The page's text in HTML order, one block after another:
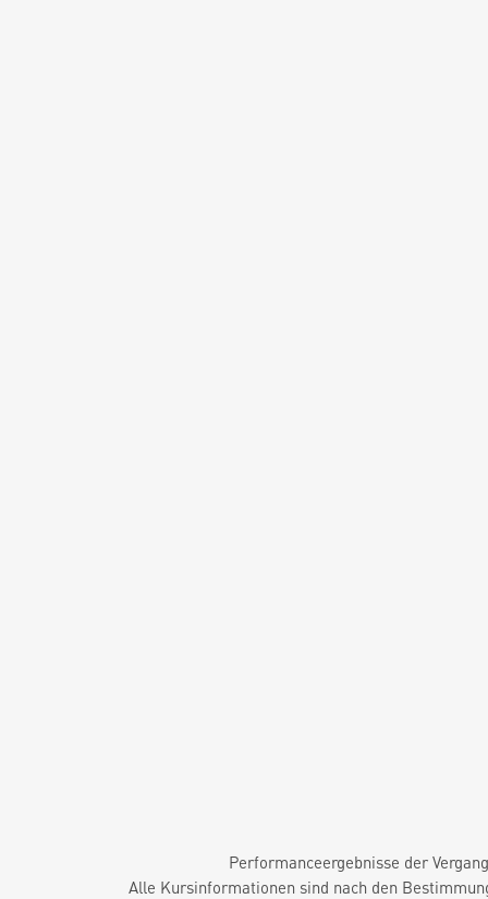
Performanceergebnisse der
Alle Kursinformationen sind nach den